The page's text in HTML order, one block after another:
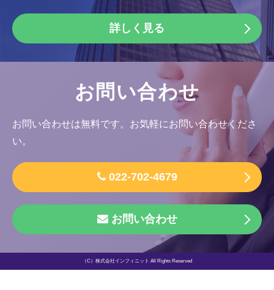
詳しく見る
お問い合わせ
お問い合わせは無料です。お気軽にお問い合わせくださ
い。
022-702-4679
お問い合わせ
（C）株式会社インフィニット All Rights Reserved